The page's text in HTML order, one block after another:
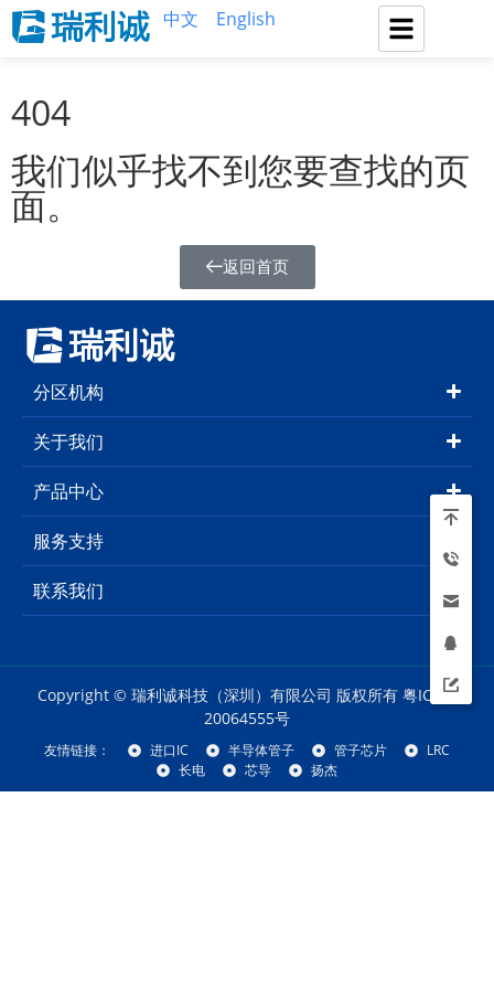
中文 English
404
我们似乎找不到您要查找的页
面。
返回首页
分区机构
关于我们
产品中心
服务支持
联系我们
Copyright © 瑞利诚科技（深圳）有限公司 版权所有 粤ICP备
20064555号
友情链接： 进口IC 半导体管子 管子芯片
LRC
长电
芯导 扬杰